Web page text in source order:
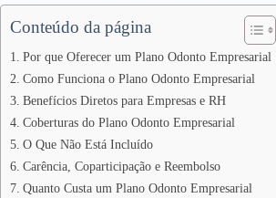
Conteúdo da página
Por que Oferecer um Plano Odonto Empresarial
Como Funciona o Plano Odonto Empresarial
Benefícios Diretos para Empresas e RH
Coberturas do Plano Odonto Empresarial
O Que Não Está Incluído
Carência, Coparticipação e Reembolso
Quanto Custa um Plano Odonto Empresarial